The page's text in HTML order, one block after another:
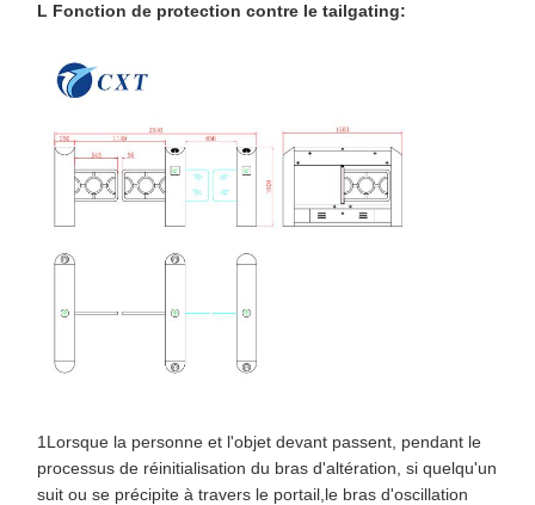
L Fonction de protection contre le tailgating:
1Lorsque la personne et l'objet devant passent, pendant le
processus de réinitialisation du bras d'altération, si quelqu'un
suit ou se précipite à travers le portail,le bras d'oscillation